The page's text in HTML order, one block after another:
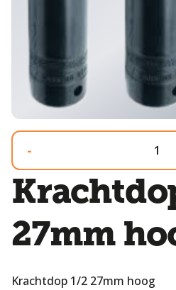
-
27mm
Krachtdop 1/2 27mm hoog